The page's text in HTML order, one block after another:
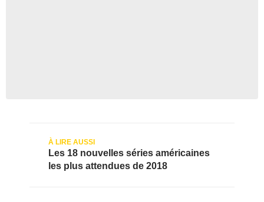
Les 18 nouvelles séries américaines
les plus attendues de 2018